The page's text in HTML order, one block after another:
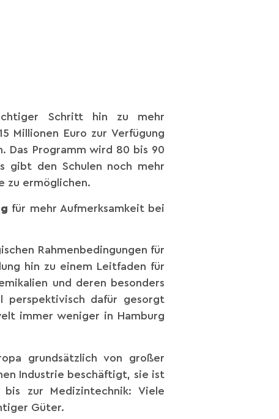
Schritt hin zu mehr
Millionen Euro zur Verfügung
Das Programm wird 80 bis 90
gibt den Schulen noch mehr
zu ermöglichen.
für mehr Aufmerksamkeit bei
Rahmenbedingungen für
hin zu einem Leitfaden für
und deren besonders
perspektivisch dafür gesorgt
immer weniger in Hamburg
grundsätzlich von großer
Industrie beschäftigt, sie ist
zur Medizintechnik: Viele
Güter.